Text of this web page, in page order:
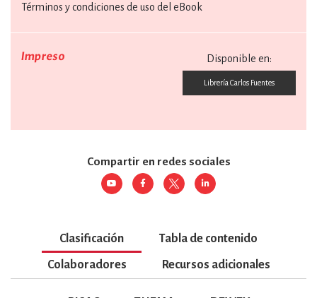
Términos y condiciones de uso del eBook
Impreso Disponible en:
Librería Carlos Fuentes
Compartir en redes sociales
Clasificación Tabla de contenido
Colaboradores Recursos adicionales